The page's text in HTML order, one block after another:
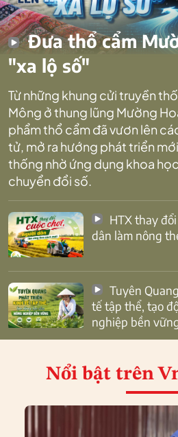
Đưa thổ cẩm
"xa lộ số"
Từ những khung cửi truyền
Mông ở thung lũng Mường
phẩm thổ cẩm đã vươn lên
tử, mở ra hướng phát triển
thống nhờ ứng dụng khoa
chuyển đổi số.
dân làm nông
tế tập thể, tạo
nghiệp bền
Nổi bật trên